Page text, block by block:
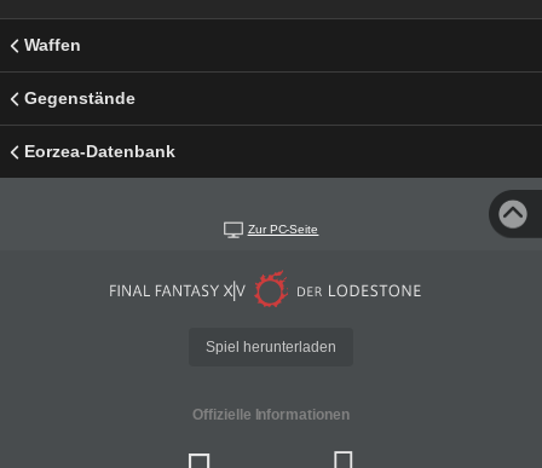
Waffen
Gegenstände
Eorzea-Datenbank
Zur PC-Seite
Spiel herunterladen
Offizielle Informationen